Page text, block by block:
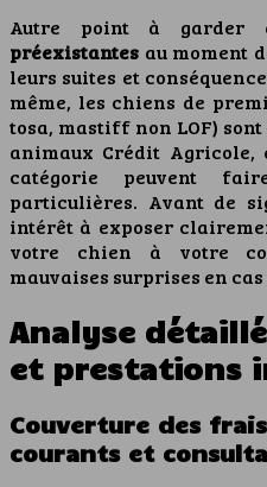
Autre point à
préexistantes au moment
leurs suites et
même, les chiens de
tosa, mastiff non LOF) sont
animaux Crédit Agricole,
catégorie peuvent
particulières. Avant de
intérêt à exposer
votre chien à votre
mauvaises surprises en
Analyse
et prestations
Couverture des
courants et